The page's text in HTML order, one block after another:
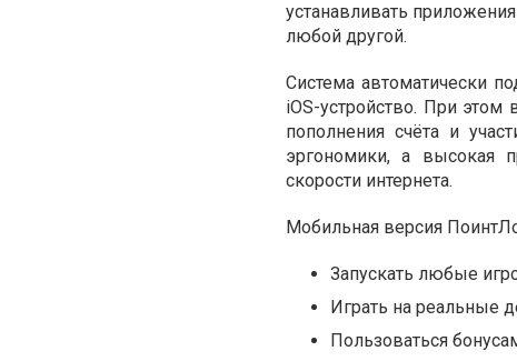
устанавливать
любой другой.
Система автоматически
iOS-устройство. При
пополнения счёта и
эргономики, а высокая
скорости интернета.
Мобильная версия
Запускать любые
Играть на реальные
Пользоваться